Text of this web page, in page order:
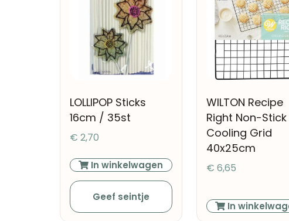
LOLLIPOP Sticks
16cm / 35st
€ 2,70
In winkelwagen
Geef seintje
WILTON Recipe
Right Non-Stick
Cooling Grid
40x25cm
€ 6,65
In